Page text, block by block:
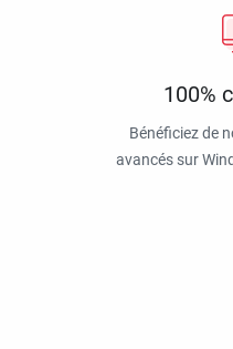
100%
Bénéficiez de
avancés sur